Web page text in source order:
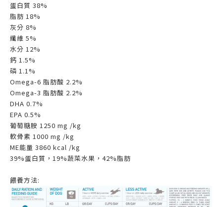
蛋白質 38%
脂肪 18%
灰分 8%
纖維 5%
水分 12%
鈣 1.5%
磷 1.1%
Omega-6 脂肪酸 2.2%
Omega-3 脂肪酸 2.2%
DHA 0.7%
EPA 0.5%
葡萄糖胺 1250 mg /kg
軟骨素 1000 mg /kg
ME能量 3860 kcal /kg
39%蛋白質，19%蔬菜水果，42%脂肪
餵養方法: